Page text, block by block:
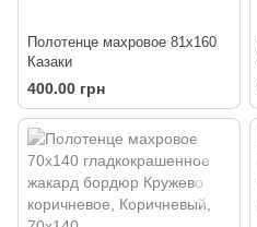
Полотенце махровое 81х160
Казаки
400.00 грн